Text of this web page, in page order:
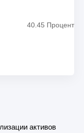
40.45 Процент
активов